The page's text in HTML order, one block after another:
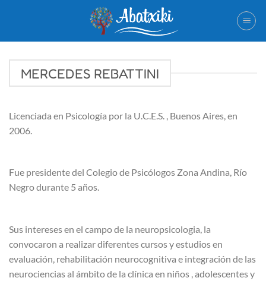
MERCEDES REBATTINI
Licenciada en Psicología por la U.C.E.S. , Buenos Aires, en
2006.
Fue presidente del Colegio de Psicólogos Zona Andina, Río
Negro durante 5 años.
Sus intereses en el campo de la neuropsicologia, la
convocaron a realizar diferentes cursos y estudios en
evaluación, rehabilitación neurocognitiva e integración de las
neurociencias al ámbito de la clínica en niños , adolescentes y